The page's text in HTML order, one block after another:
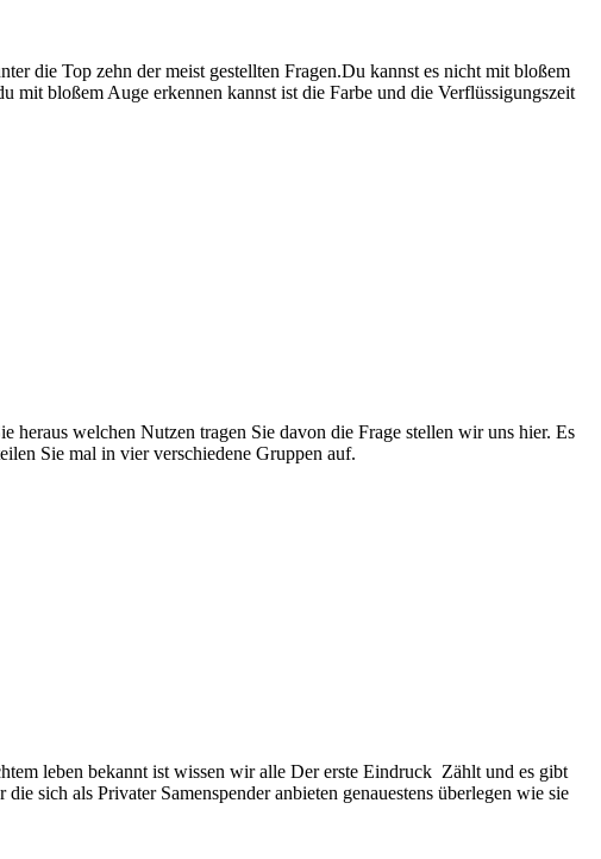
die Top zehn der meist gestellten Fragen.Du kannst es nicht mit bloßem
mit bloßem Auge erkennen kannst ist die Farbe und die Verflüssigungszeit
welchen Nutzen tragen Sie davon die Frage stellen wir uns hier. Es
Sie mal in vier verschiedene Gruppen auf.
leben bekannt ist wissen wir alle Der erste Eindruck Zählt und es gibt
sich als Privater Samenspender anbieten genauestens überlegen wie sie